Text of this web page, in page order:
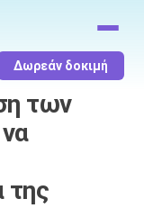
Δωρεάν δοκιμή
των
της